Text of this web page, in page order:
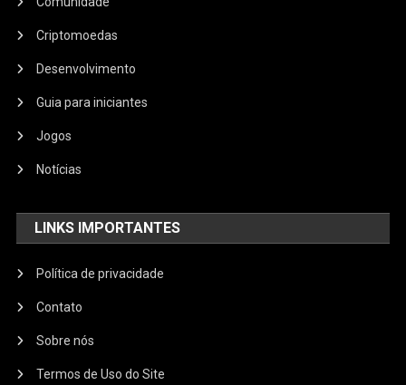
Criptomoedas
Desenvolvimento
Guia para iniciantes
Jogos
Notícias
LINKS IMPORTANTES
Política de privacidade
Contato
Sobre nós
Termos de Uso do Site